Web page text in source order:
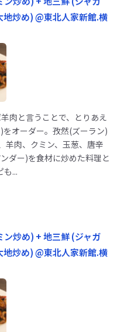
炒め) @東北人家新館.横
肉と言うことで、とりあえ
オーダー。孜然(ズーラン)
羊肉、クミン、玉葱、唐辛
ダー)を食材に炒めた料理と
も...
炒め) + 地三鮮 (ジャガ
炒め) @東北人家新館.横